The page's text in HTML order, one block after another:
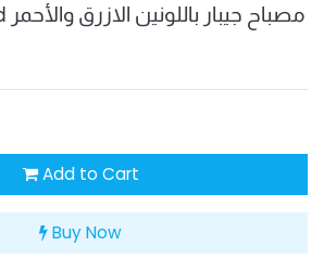
G-light Standard مصباح جيبار باللونين الازرق والأحمر
Add to Cart
Buy Now